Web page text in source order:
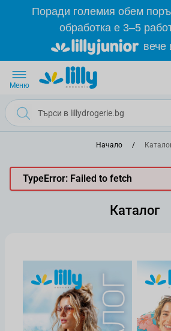
Прескачане към съдържанието
Поради големия обем
обработка е 3–5
вече
Меню
Начало /
TypeError: Failed to fetch
Каталог